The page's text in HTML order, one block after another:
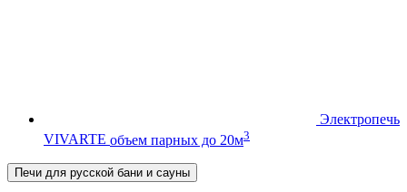
Электропечь
VIVARTE объем парных до 20м3
Печи для русской бани и сауны